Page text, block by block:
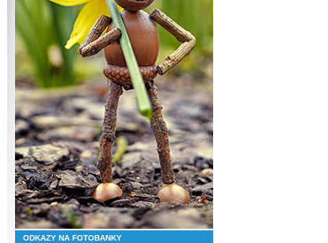
ODKAZY NA FOTOBANKY